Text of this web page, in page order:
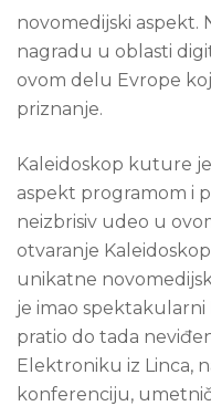
novomedijski aspekt.
nagradu u oblasti
ovom delu Evrope
priznanje.
Kaleidoskop kuture
aspekt programom i
neizbrisiv udeo u
otvaranje
unikatne
je imao
pratio do tada
Elektroniku iz Linca,
konferenciju,